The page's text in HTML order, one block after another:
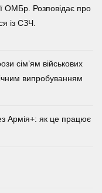
ОМБр. Розповідає про
із СЗЧ.
сім’ям військових
випробуванням
Армія+: як це працює